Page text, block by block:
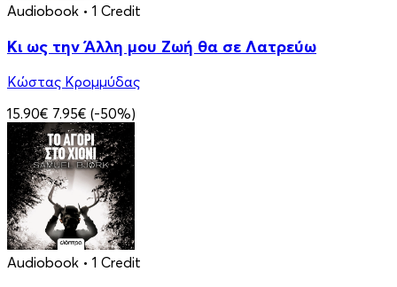
Audiobook • 1 Credit
Κι ως την Άλλη μου Ζωή θα σε Λατρεύω
Κώστας Κρομμύδας
15.90€ 7.95€ (-50%)
Audiobook • 1 Credit